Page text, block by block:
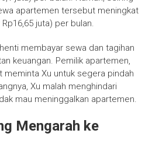
apartemen tersebut meningkat
juta) per bulan.
membayar sewa dan tagihan
keuangan. Pemilik apartemen,
meminta Xu untuk segera pindah
Xu malah menghindari
mau meninggalkan apartemen.
Mengarah ke